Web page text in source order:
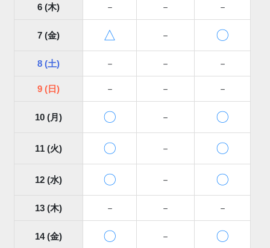
6 (木) － － －
7 (金) △ － 〇
8 (土) － － －
9 (日) － － －
10 (月) 〇 － 〇
11 (火) 〇 － 〇
12 (水) 〇 － 〇
13 (木) － － －
14 (金) 〇 － 〇